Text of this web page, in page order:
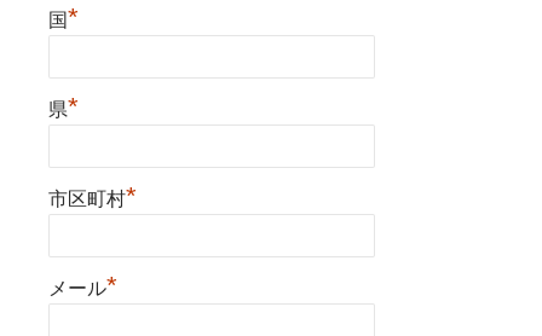
国*
県*
市区町村*
メール*